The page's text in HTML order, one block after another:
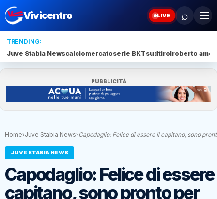
Vivicentro LIVE ⌕
TRENDING:
Juve Stabia Newscalciomercatoserie BKTsudtirolroberto
PUBBLICITÀ
Home›Juve Stabia News›Capodaglio: Felice di essere il capitano, sono
JUVE STABIA NEWS
Capodaglio: Felice di essere
capitano, sono pronto per